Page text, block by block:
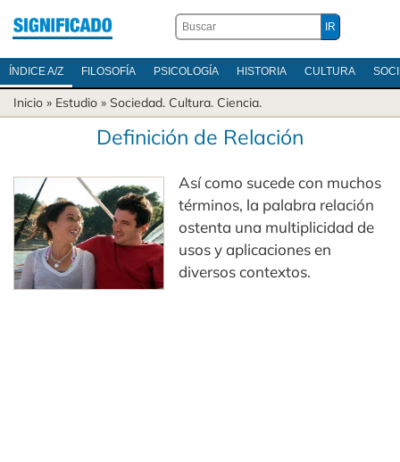
ÍNDICE A/Z FILOSOFÍA PSICOLOGÍA HISTORIA CULTURA
Inicio » Estudio » Sociedad. Cultura. Ciencia.
Definición de Relación
Así como sucede con muchos
términos, la palabra relación
ostenta una multiplicidad de
usos y aplicaciones en
diversos contextos.